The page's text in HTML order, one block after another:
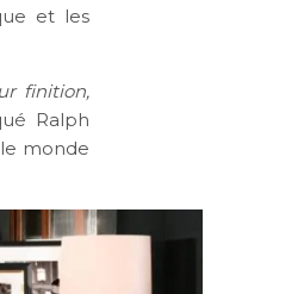
et les
finition,
Ralph
monde